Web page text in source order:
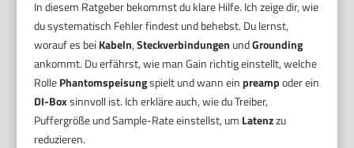
In diesem Ratgeber bekommst du klare Hilfe. Ich zeige dir, wie
du systematisch Fehler findest und behebst. Du lernst,
worauf es bei Kabeln,Steckverbindungen undGrounding
ankommt. Du erfährst, wie man Gain richtig einstellt, welche
RollePhantomspeisungspielt und wann einpreampoder ein
DI-Boxsinnvoll ist. Ich erkläre auch, wie du Treiber,
Puffergröße und Sample-Rate einstellst, um Latenzzu
reduzieren.